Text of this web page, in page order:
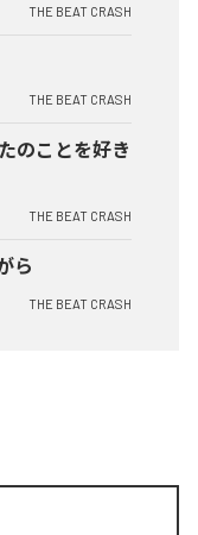
THE BEAT CRASH
THE BEAT CRASH
のことを好き
THE BEAT CRASH
ら
THE BEAT CRASH